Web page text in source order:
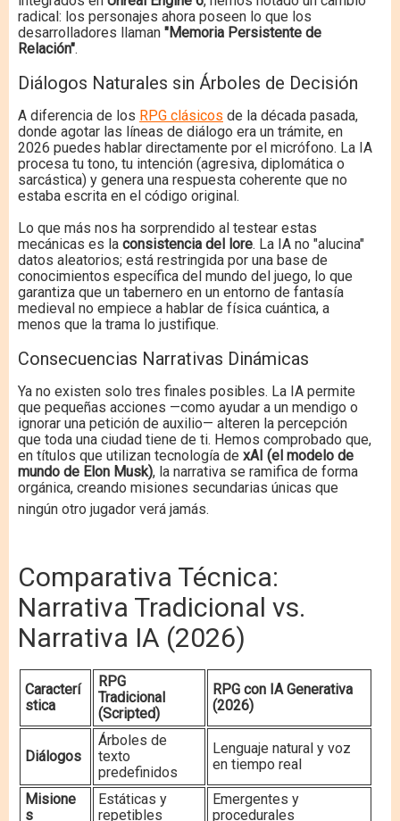
radical: los personajes ahora poseen lo que los
desarrolladores llaman "Memoria Persistente de
Relación".
Diálogos Naturales sin Árboles de Decisión
A diferencia de los RPG clásicos de la década pasada,
donde agotar las líneas de diálogo era un trámite, en
2026 puedes hablar directamente por el micrófono. La IA
procesa tu tono, tu intención (agresiva, diplomática o
sarcástica) y genera una respuesta coherente que no
estaba escrita en el código original.
Lo que más nos ha sorprendido al testear estas
mecánicas es la consistencia del lore. La IA no "alucina"
datos aleatorios; está restringida por una base de
conocimientos específica del mundo del juego, lo que
garantiza que un tabernero en un entorno de fantasía
medieval no empiece a hablar de física cuántica, a
menos que la trama lo justifique.
Consecuencias Narrativas Dinámicas
Ya no existen solo tres finales posibles. La IA permite
que pequeñas acciones —como ayudar a un mendigo o
ignorar una petición de auxilio— alteren la percepción
que toda una ciudad tiene de ti. Hemos comprobado que,
en títulos que utilizan tecnología de xAI (el modelo de
mundo de Elon Musk), la narrativa se ramifica de forma
orgánica, creando misiones secundarias únicas que
ningún otro jugador verá jamás.
Comparativa Técnica:
Narrativa Tradicional vs.
Narrativa IA (2026)
Caracterí
stica
RPG
Tradicional
(Scripted)
RPG con IA Generativa
(2026)
Diálogos
Árboles de
texto
predefinidos
Lenguaje natural y voz
en tiempo real
Misione
s
Estáticas y
repetibles
Emergentes y
procedurales